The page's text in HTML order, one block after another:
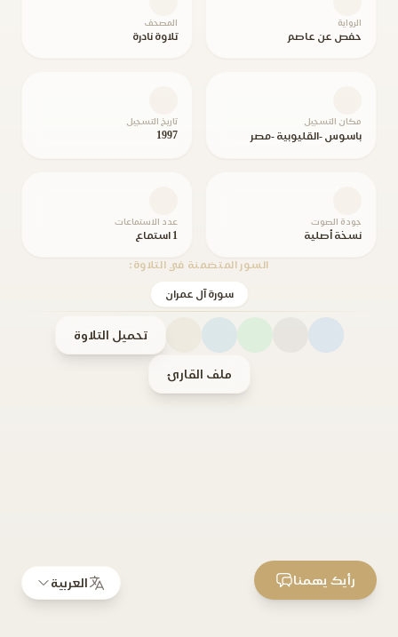
الرواية
حفص عن عاصم
المصحف
تلاوة نادرة
مكان التسجيل
باسوس -القليوبية -مصر
تاريخ التسجيل
1997
جودة الصوت
نسخة أصلية
عدد الاستماعات
1 استماع
السور المتضمنة في التلاوة:
سورة آل عمران
تحميل التلاوة
ملف القارئ
العربية رأيك يهمنا